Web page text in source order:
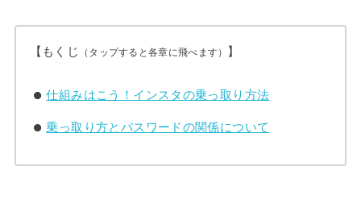
【もくじ （タップすると各章に飛べます） 】
仕組みはこう！インスタの乗っ取り方法
乗っ取り方とパスワードの関係について